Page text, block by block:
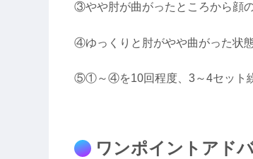
③やや肘が曲がったところから顔
④ゆっくりと肘がやや曲がった状態
⑤①～④を10回程度、3～4セット繰
ワンポイントアド